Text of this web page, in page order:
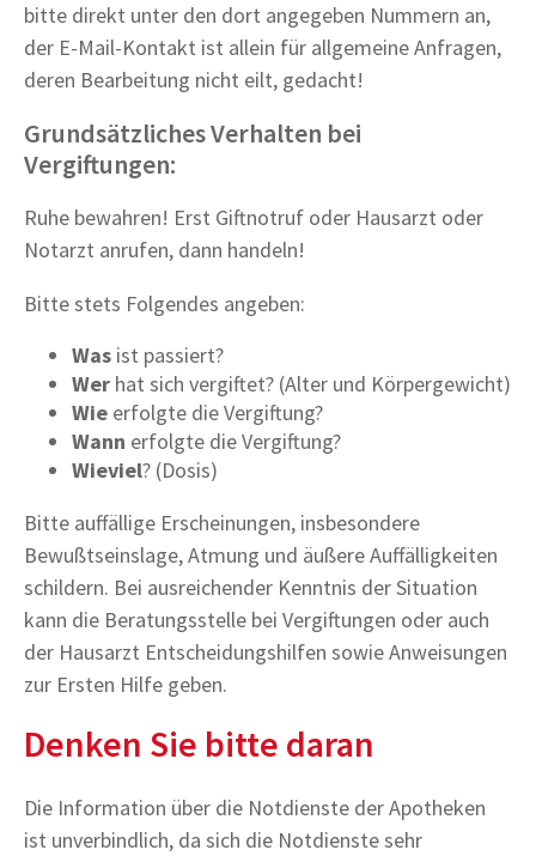
bitte direkt unter den dort angegeben Nummern an,
der E-Mail-Kontakt ist allein für allgemeine Anfragen,
deren Bearbeitung nicht eilt, gedacht!
Grundsätzliches Verhalten bei
Vergiftungen:
Ruhe bewahren! Erst Giftnotruf oder Hausarzt oder
Notarzt anrufen, dann handeln!
Bitte stets Folgendes angeben:
Was ist passiert?
Wer hat sich vergiftet? (Alter und Körpergewicht)
Wie erfolgte die Vergiftung?
Wann erfolgte die Vergiftung?
Wieviel? (Dosis)
Bitte auffällige Erscheinungen, insbesondere
Bewußtseinslage, Atmung und äußere Auffälligkeiten
schildern. Bei ausreichender Kenntnis der Situation
kann die Beratungsstelle bei Vergiftungen oder auch
der Hausarzt Entscheidungshilfen sowie Anweisungen
zur Ersten Hilfe geben.
Denken Sie bitte daran
Die Information über die Notdienste der Apotheken
ist unverbindlich, da sich die Notdienste sehr